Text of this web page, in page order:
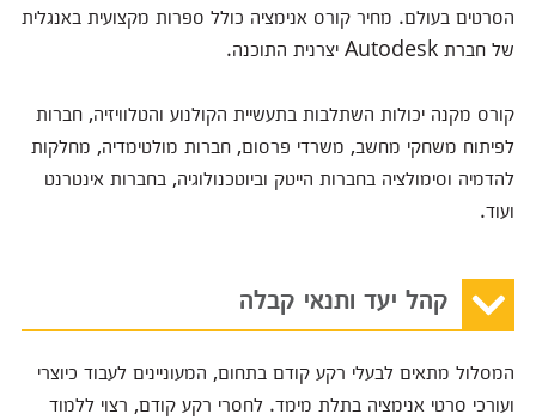
הסרטים בעולם. מחיר קורס אנימציה כולל ספרות מקצועית באנגלית
של חברת Autodesk יצרנית התוכנה.
קורס מקנה יכולות השתלבות בתעשיית הקולנוע והטלוויזיה, חברות
לפיתוח משחקי מחשב, משרדי פרסום, חברות מולטימדיה, מחלקות
להדמיה וסימולציה בחברות הייטק וביוטכנולוגיה, בחברות אינטרנט
ועוד.
קהל יעד ותנאי קבלה
המסלול מתאים לבעלי רקע קודם בתחום, המעוניינים לעבוד כיוצרי
ועורכי סרטי אנימציה בתלת מימד. לחסרי רקע קודם, רצוי ללמוד